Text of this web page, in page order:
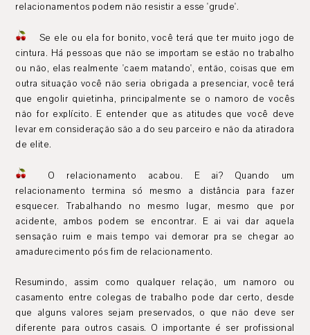
relacionamentos podem não resistir a esse 'grude'.
Se ele ou ela for bonito, você terá que ter muito jogo de
cintura. Há pessoas que não se importam se estão no trabalho
ou não, elas realmente 'caem matando', então, coisas que em
outra situação você não seria obrigada a presenciar, você terá
que engolir quietinha, principalmente se o namoro de vocês
não for explícito. E entender que as atitudes que você deve
levar em consideração são a do seu parceiro e não da atiradora
de elite.
O relacionamento acabou. E ai? Quando um
relacionamento termina só mesmo a distância para fazer
esquecer. Trabalhando no mesmo lugar, mesmo que por
acidente, ambos podem se encontrar. E ai vai dar aquela
sensação ruim e mais tempo vai demorar pra se chegar ao
amadurecimento pós fim de relacionamento.
Resumindo, assim como qualquer relação, um namoro ou
casamento entre colegas de trabalho pode dar certo, desde
que alguns valores sejam preservados, o que não deve ser
diferente para outros casais. O importante é ser profissional